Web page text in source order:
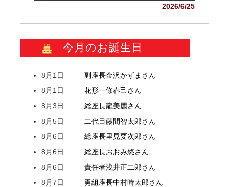
2026/6/25
今月のお誕生日
8月1日 副座長金沢かずま さん
8月1日
花形一條春己さん
8月3日
総座長龍美麗さん
8月5日
二代目藤間智太郎さん
8月6日
総座長里見要次郎さん
8月6日
総座長おおみ悠さん
8月6日
責任者浅井正二郎さん
8月7日
勇組座長中村時太郎さん